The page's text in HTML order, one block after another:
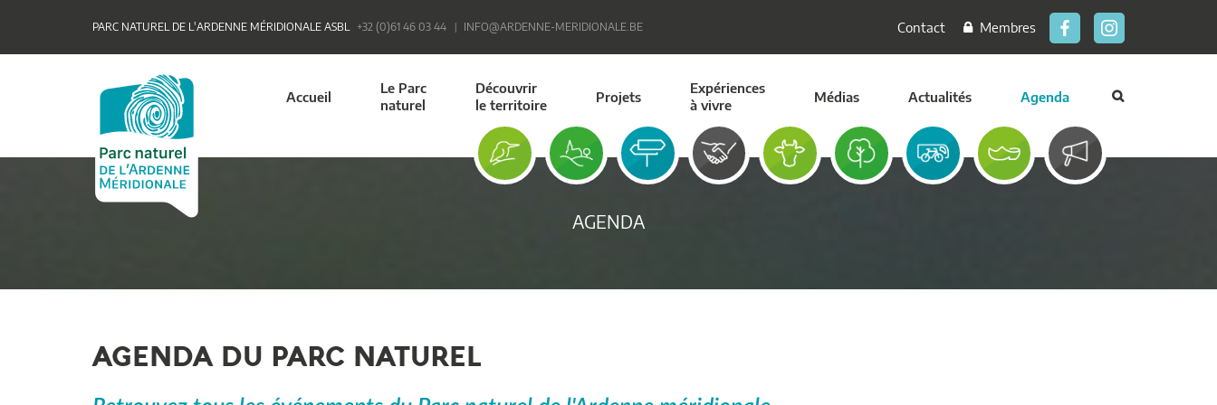
PARC NATUREL DE L'ARDENNE MÉRIDIONALE ASBL +32 (0)61 46 03 44 INFO@ARDENNE-MERIDIONALE.BE Contact Membres
Accueil
Le Parc
naturel
Découvrir
le territoire
Projets
Expériences
à vivre
Médias Actualités Agenda
AGENDA
AGENDA DU PARC NATUREL